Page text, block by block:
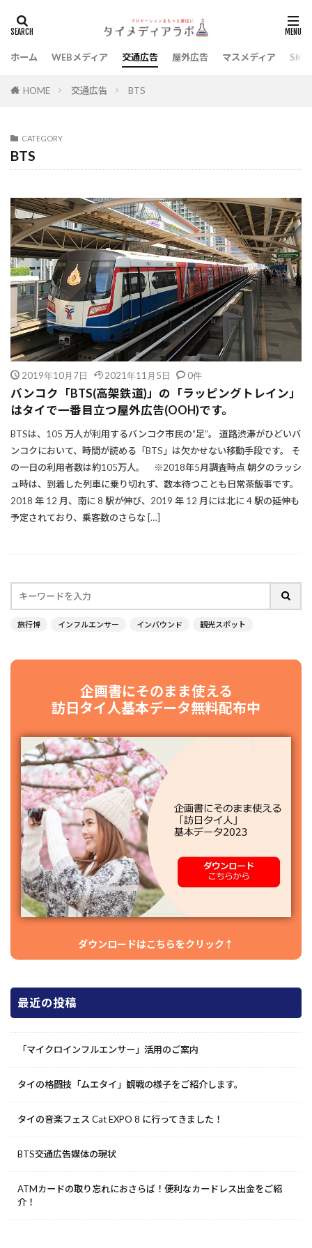
ホーム WEBメディア 交通広告 屋外広告 マスメディア SNS
HOME 交通広告 BTS
CATEGORY
BTS
2019年10月7日 2021年11月5日 0件
バンコク「BTS(高架鉄道)」の「ラッピングトレイン」
はタイで一番目立つ屋外広告(OOH)です。
BTSは、105 万人が利用するバンコク市民の“足”。 道路渋滞がひどいバ
ンコクにおいて、時間が読める「BTS」は欠かせない移動手段です。 そ
の一日の利用者数は約105万人。 ※2018年5月調査時点 朝夕のラッシ
ュ時は、到着した列車に乗り切れず、数本待つことも日常茶飯事です。
2018 年 12 月、南に 8 駅が伸び、2019 年 12 月には北に 4 駅の延伸も
予定されており、乗客数のさらな […]
旅行博 インフルエンサー インバウンド 観光スポット
企画書にそのまま使える
訪日タイ人基本データ無料配布中
ダウンロードはこちらをクリック↑
最近の投稿
「マイクロインフルエンサー」活用のご案内
タイの格闘技「ムエタイ」観戦の様子をご紹介します。
タイの音楽フェス Cat EXPO 8 に行ってきました！
BTS交通広告媒体の現状
ATMカードの取り忘れにおさらば！便利なカードレス出金をご紹
介！
タグ
インフルエンサー
ウェブメディア
デザイン
集客
検索